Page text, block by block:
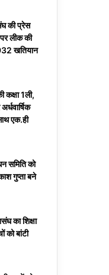
की प्रेस
लीक की
खतियान
कक्षा 1ली,
एक.ही
समिति को
गुप्ता बने
का शिक्षा
को बांटी